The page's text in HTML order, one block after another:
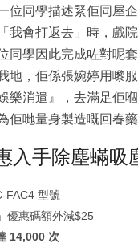
位同學描述緊佢同屋
我會打返去」時，戲
同學因此完成咗對呢
地，佢係張婉婷用嚟
樂消遣』，去滿足佢
佢哋量身製造嘅回春藥
入手除塵蟎吸
FAC4 型號
優惠碼額外減$25
14,000 次